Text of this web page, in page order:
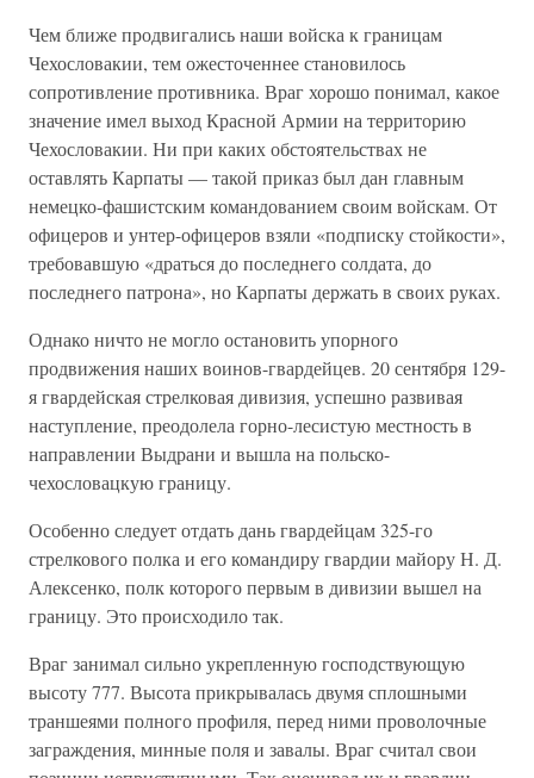
Чем ближе продвигались наши войска к границам
Чехословакии, тем ожесточеннее становилось
сопротивление противника. Враг хоро­шо понимал, какое
значение имел выход Красной Армии на террито­рию
Чехословакии. Ни при каких обстоятельствах не
оставлять Кар­паты — такой приказ был дан главным
немецко-фашистским коман­дованием своим войскам. От
офицеров и унтер-офицеров взяли «под­писку стойкости»,
требовавшую «драться до последнего солдата, до
последнего патрона», но Карпаты держать в своих руках.
Однако ничто не могло остановить упорного
продвижения наших воинов-гвардейцев. 20 сентября 129-
я гвардейская стрелковая диви­зия, успешно развивая
наступление, преодолела горно-лесистую местность в
направлении Выдрани и вышла на польско-
чехословацкую границу.
Особенно следует отдать дань гвардейцам 325-го
стрелкового пол­ка и его командиру гвардии майору Н. Д.
Алексенко, полк которого первым в дивизии вышел на
границу. Это происходило так.
Враг занимал сильно укрепленную господствующую
высоту 777. Высота прикрывалась двумя сплошными
траншеями полного профи­ля, перед ними проволочные
заграждения, минные поля и завалы. Враг считал свои